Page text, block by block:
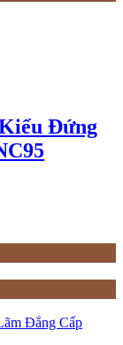
Đứng
Đẳng Cấp